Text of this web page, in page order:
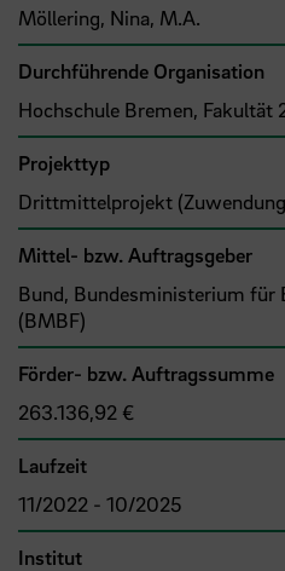
Möllering, Nina, M.A.
Durchführende Organisation
Hochschule Bremen, Fakultät
Projekttyp
Drittmittelprojekt
Mittel- bzw. Auftragsgeber
Bund, Bundesministerium für
(BMBF)
Förder- bzw. Auftragssumme
263.136,92 €
Laufzeit
11/2022 - 10/2025
Institut